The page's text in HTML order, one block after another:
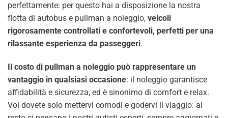
perfettamente: per questo hai a disposizione la nostra
flotta di autobus e pullman a noleggio, veicoli
rigorosamente controllati e confortevoli, perfetti per una
rilassante esperienza da passeggeri.
Il costo di pullman a noleggio può rappresentare un
vantaggio in qualsiasi occasione: il noleggio garantisce
affidabilità e sicurezza, ed è sinonimo di comfort e relax.
Voi dovete solo mettervi comodi e godervi il viaggio: al